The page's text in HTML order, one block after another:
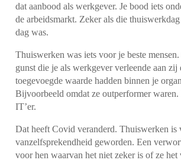
dat aanbood als werkgever. Je bood iets
de arbeidsmarkt. Zeker als die
dag was.
Thuiswerken was iets voor je beste
gunst die je als werkgever verleende aan zij
toegevoegde waarde hadden binnen je
Bijvoorbeeld omdat ze outperformer waren.
IT’er.
Dat heeft Covid veranderd. Thuiswerken is
vanzelfsprekendheid geworden. Een
voor hen waarvan het niet zeker is of ze het